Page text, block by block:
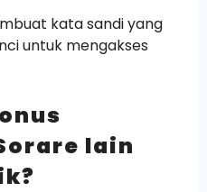
kata sandi yang
untuk mengakses
lain